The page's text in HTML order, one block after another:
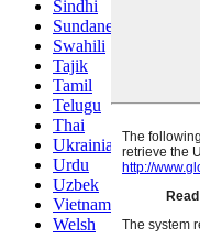
Sindhi
Sundanese
Swahili
Tajik
Tamil
Telugu
Thai
Ukrainian
Urdu
Uzbek
Vietnamese
Welsh